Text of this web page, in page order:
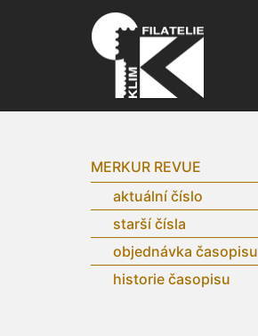
MERKUR REVUE
aktuální číslo
starší čísla
objednávka časopisu
historie časopisu